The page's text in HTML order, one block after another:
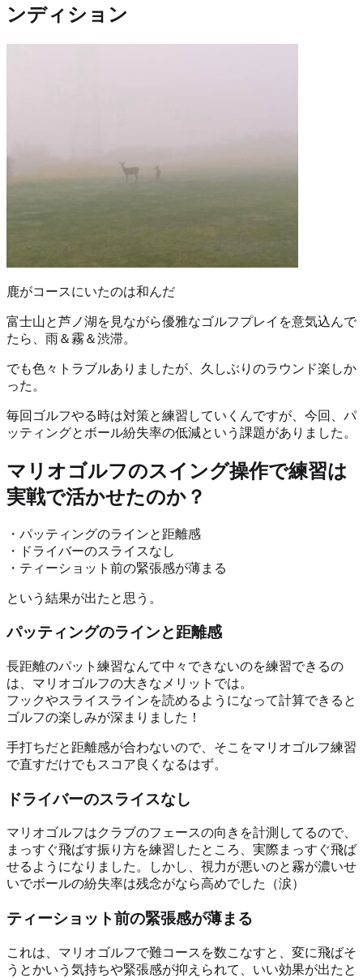
ンディション
鹿がコースにいたのは和んだ
富士山と芦ノ湖を見ながら優雅なゴルフプレイを意気込んで
たら、雨＆霧＆渋滞。
でも色々トラブルありましたが、久しぶりのラウンド楽しか
った。
毎回ゴルフやる時は対策と練習していくんですが、今回、パ
ッティングとボール紛失率の低減という課題がありました。
マリオゴルフのスイング操作で練習は
実戦で活かせたのか？
・パッティングのラインと距離感
・ドライバーのスライスなし
・ティーショット前の緊張感が薄まる
という結果が出たと思う。
パッティングのラインと距離感
長距離のパット練習なんて中々できないのを練習できるの
は、マリオゴルフの大きなメリットでは。
フックやスライスラインを読めるようになって計算できると
ゴルフの楽しみが深まりました！
手打ちだと距離感が合わないので、そこをマリオゴルフ練習
で直すだけでもスコア良くなるはず。
ドライバーのスライスなし
マリオゴルフはクラブのフェースの向きを計測してるので、
まっすぐ飛ばす振り方を練習したところ、実際まっすぐ飛ば
せるようになりました。しかし、視力が悪いのと霧が濃いせ
いでボールの紛失率は残念がなら高めでした（涙）
ティーショット前の緊張感が薄まる
これは、マリオゴルフで難コースを数こなすと、変に飛ばそ
うとかいう気持ちや緊張感が抑えられて、いい効果が出たと